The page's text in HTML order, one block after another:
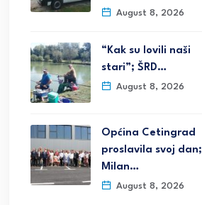
August 8, 2026
“Kak su lovili naši
stari”; ŠRD…
August 8, 2026
Općina Cetingrad
proslavila svoj dan;
Milan…
August 8, 2026